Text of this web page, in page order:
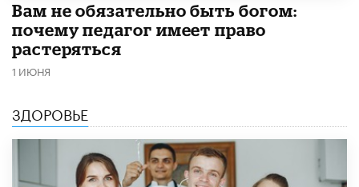
​Вам не обязательно быть богом:
почему педагог имеет право
растеряться
1 ИЮНЯ
ЗДОРОВЬЕ